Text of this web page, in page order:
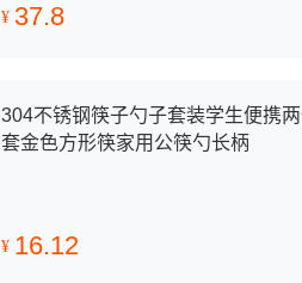
¥ 37.8
304不锈钢筷子勺子套装学生便携
套金色方形筷家用公筷勺长柄
¥ 16.12